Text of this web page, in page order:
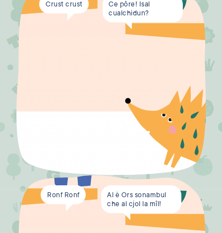
Crust crust
Ce pôre! Isal
cualchidun?
Ronf Ronf
Al è Ors sonambul
che al cjol la mîl!